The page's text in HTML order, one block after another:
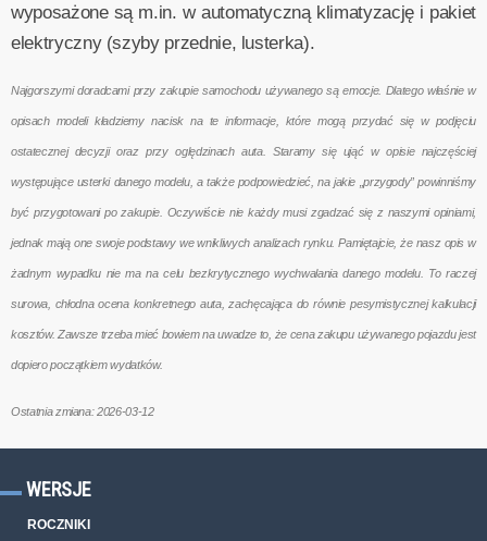
wyposażone są m.in. w automatyczną klimatyzację i pakiet
elektryczny (szyby przednie, lusterka).
Najgorszymi doradcami przy zakupie samochodu używanego są emocje. Dlatego właśnie w
opisach modeli kładziemy nacisk na te informacje, które mogą przydać się w podjęciu
ostatecznej decyzji oraz przy oględzinach auta. Staramy się ująć w opisie najczęściej
występujące usterki danego modelu, a także podpowiedzieć, na jakie „przygody” powinniśmy
być przygotowani po zakupie. Oczywiście nie każdy musi zgadzać się z naszymi opiniami,
jednak mają one swoje podstawy we wnikliwych analizach rynku. Pamiętajcie, że nasz opis w
żadnym wypadku nie ma na celu bezkrytycznego wychwalania danego modelu. To raczej
surowa, chłodna ocena konkretnego auta, zachęcająca do równie pesymistycznej kalkulacji
kosztów. Zawsze trzeba mieć bowiem na uwadze to, że cena zakupu używanego pojazdu jest
dopiero początkiem wydatków.
Ostatnia zmiana: 2026-03-12
WERSJE
ROCZNIKI